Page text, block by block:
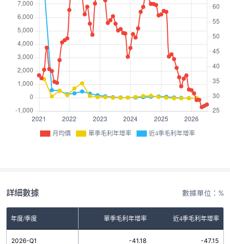
月均價 單季毛利年增率 近4季毛利年增率
詳細數據 數據單位：%
年度/季度 單季毛利年增率 近4季毛利年增率
2026-Q1 -41.18 -47.15